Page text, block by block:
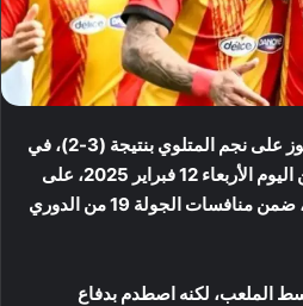
من بعيد وحقق الفوز على نجم المتلوي بنتيجة (3-2)، في
المواجهة التي جمعت الفريقين اليوم الأربعاء 12 فبراير 2025، على
ملعب حمادي العقربي برادس، ضمن منافسات الجولة 19 من الدوري
الملعب، لكنه اصطدم بدفاع